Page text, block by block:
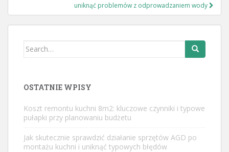
uniknąć problemów z odprowadzaniem wody
Search
OSTATNIE WPISY
Koszt remontu kuchni 8m2: kluczowe czynniki i typowe
pułapki przy planowaniu budżetu
Jak skutecznie sprawdzić działanie sprzętów AGD po
montażu kuchni i uniknąć typowych błędów